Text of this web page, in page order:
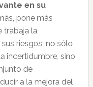
en su
pone más
trabaja la
riesgos; no sólo
incertidumbre, sino
de
a la mejora del